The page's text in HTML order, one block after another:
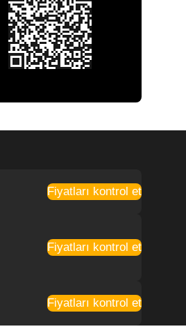
Fiyatları kontrol et
Fiyatları kontrol et
Fiyatları kontrol et